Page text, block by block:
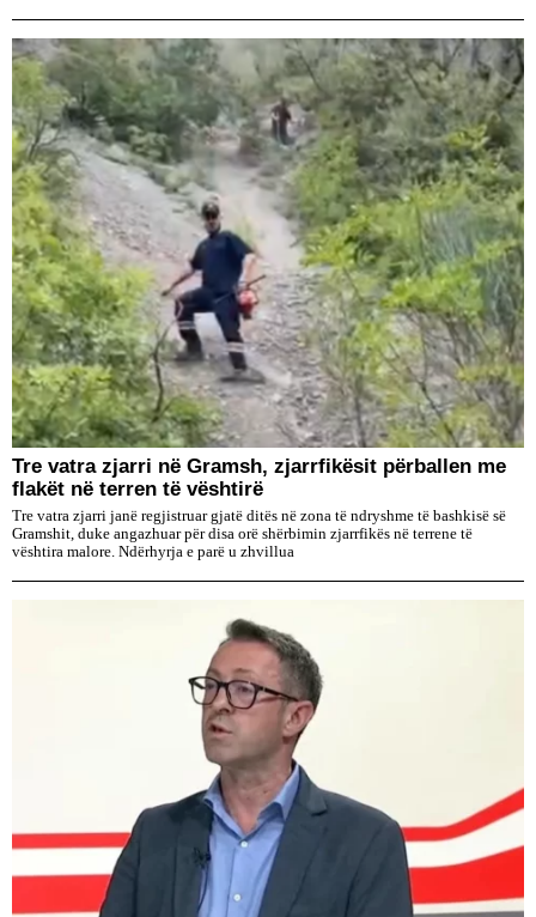
Tre vatra zjarri në Gramsh, zjarrfikësit përballen me
flakët në terren të vështirë
Tre vatra zjarri janë regjistruar gjatë ditës në zona të ndryshme të bashkisë së
Gramshit, duke angazhuar për disa orë shërbimin zjarrfikës në terrene të
vështira malore. Ndërhyrja e parë u zhvillua